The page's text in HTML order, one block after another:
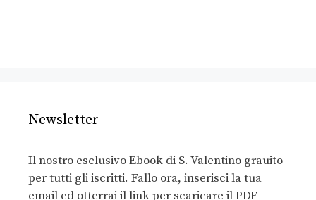
Newsletter
Il nostro esclusivo Ebook di S. Valentino grauito
per tutti gli iscritti. Fallo ora, inserisci la tua
email ed otterrai il link per scaricare il PDF